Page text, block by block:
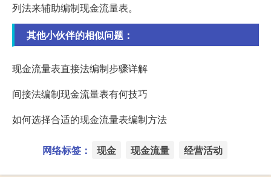
列法来辅助编制现金流量表。
其他小伙伴的相似问题：
现金流量表直接法编制步骤详解
间接法编制现金流量表有何技巧
如何选择合适的现金流量表编制方法
网络标签： 现金 现金流量 经营活动